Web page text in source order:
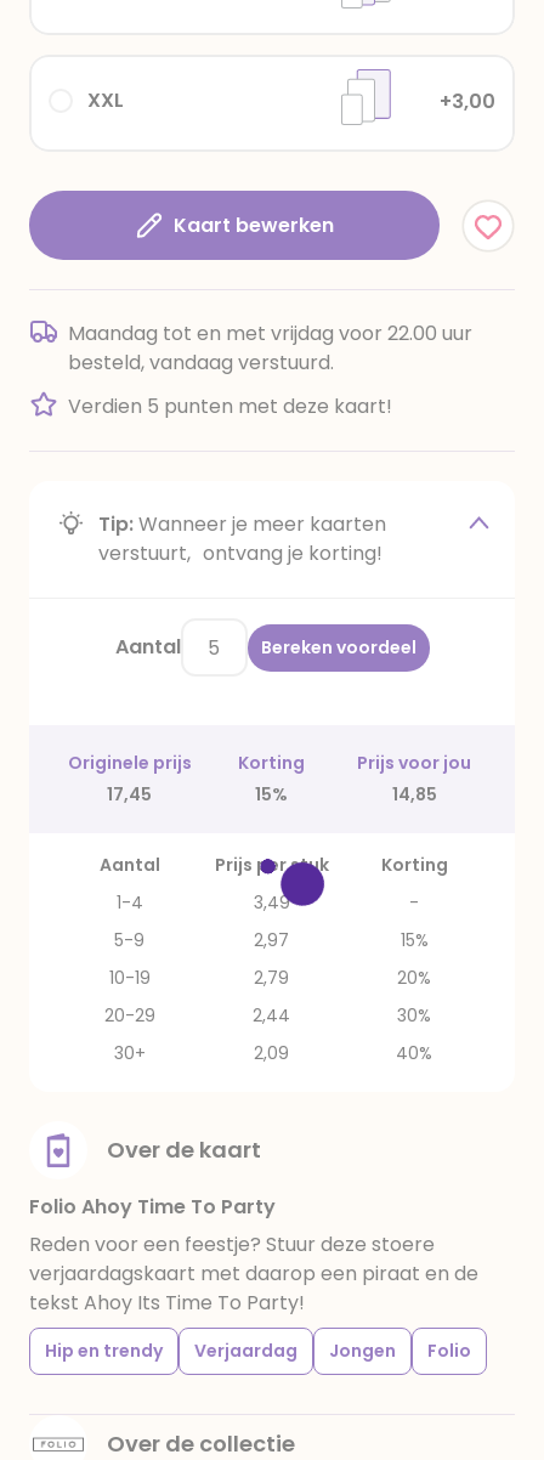
XXL +3,00
Kaart bewerken
Maandag tot en met vrijdag voor 22.00 uur
besteld, vandaag verstuurd.
Verdien 5 punten met deze kaart!
Tip:Wanneer je meer kaarten
verstuurt, ontvang je korting!
Aantal Bereken voordeel
Originele prijs Korting
Prijs voor jou
17,45
15% 14,85
Aantal Prijs per stuk
Korting
1-4
3,49
-
5-9
2,97
15%
10-19
2,79
20%
20-29
2,44
30%
30+
2,09 40%
Over de kaart
Folio Ahoy Time To Party
Reden voor een feestje? Stuur deze stoere
verjaardagskaart met daarop een piraat en de
tekst Ahoy Its Time To Party!
Hip en trendy Verjaardag Jongen Folio
Over de collectie